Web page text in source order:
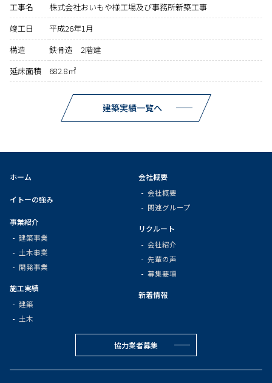
工事名
株式会社おいもや様工場及び事務所新築工事
竣工日
平成26年1月
構造
鉄骨造 2階建
延床面積
682.8㎡
建築実績一覧へ
ホーム
イトーの強み
事業紹介
建築事業
土木事業
開発事業
施工実績
建築
土木
会社概要
会社概要
関連グループ
リクルート
会社紹介
先輩の声
募集要項
新着情報
協力業者募集